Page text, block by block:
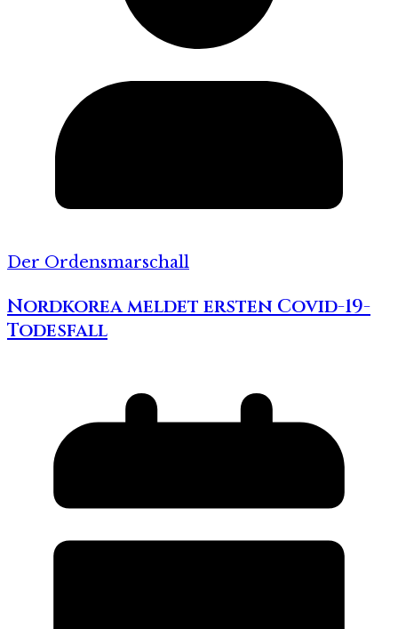
Der Ordensmarschall
Nordkorea meldet ersten Covid-19-
Todesfall